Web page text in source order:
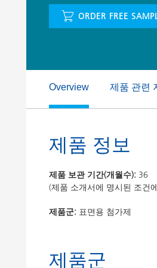
Clay 촉매(Clay Catalyst)
PCM 도료
ORDER FREE
Overview 제품 관련
제품 정보
제품 보관 기간(개월수): 36
(제품 소개서에 명시된 조건
제품군: 표면용 첨가제
제품군